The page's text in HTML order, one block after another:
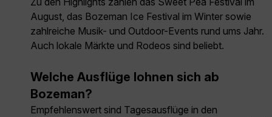
August, das Bozeman Ice Festival im Winter sowie
zahlreiche Musik- und Outdoor-Events rund ums Jahr.
Auch lokale Märkte und Rodeos sind beliebt.
Welche Ausflüge lohnen sich ab
Bozeman?
Empfehlenswert sind Tagesausflüge in den